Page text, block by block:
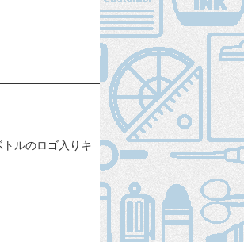
ルのロゴ入りキ